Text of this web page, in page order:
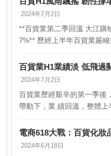
中…
2024年7月2日
**百貨業第二季回溫 大江購
7%** 歷經上半年百貨業嚴峻挑戰，下半年在母親節與年
桃園大江購物中心表現亮眼
百貨業H1業績淡 低飛過
2024年7月2日
百貨業歷經艱辛的第一季後
帶動下，業 績回溫，整體
績年增2％，遠百、遠東
電商618大戰：百貨化妝
2024年6月18日